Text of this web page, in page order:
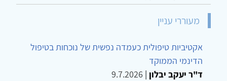
מעוררי עניין
אקטיביות טיפולית כעמדה נפשית של נוכחות בטיפול
הדינמי הממוקד
ד"ר יעקב יבלון |
9.7.2026